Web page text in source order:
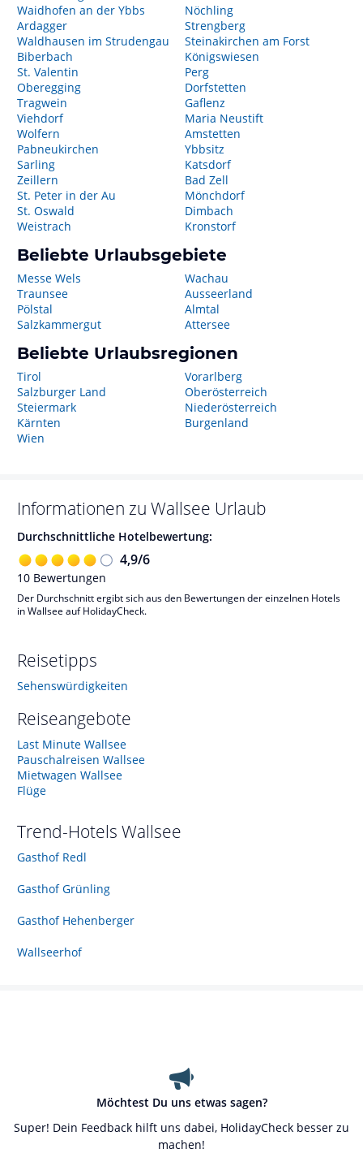
Waidhofen an der Ybbs
Ardagger
Waldhausen im Strudengau
Biberbach
St. Valentin
Oberegging
Tragwein
Viehdorf
Wolfern
Pabneukirchen
Sarling
Zeillern
St. Peter in der Au
St. Oswald
Weistrach
Nöchling
Strengberg
Steinakirchen am Forst
Königswiesen
Perg
Dorfstetten
Gaflenz
Maria Neustift
Amstetten
Ybbsitz
Katsdorf
Bad Zell
Mönchdorf
Dimbach
Kronstorf
Beliebte Urlaubsgebiete
Messe Wels
Traunsee
Pölstal
Salzkammergut
Wachau
Ausseerland
Almtal
Attersee
Beliebte Urlaubsregionen
Tirol
Salzburger Land
Steiermark
Kärnten
Wien
Vorarlberg
Oberösterreich
Niederösterreich
Burgenland
Informationen zu Wallsee Urlaub
Durchschnittliche Hotelbewertung:
4,9/6
10 Bewertungen
Der Durchschnitt ergibt sich aus den Bewertungen der einzelnen Hotels
in Wallsee auf HolidayCheck.
Reisetipps
Sehenswürdigkeiten
Reiseangebote
Last Minute Wallsee
Pauschalreisen Wallsee
Mietwagen Wallsee
Flüge
Trend-Hotels Wallsee
Gasthof Redl
Gasthof Grünling
Gasthof Hehenberger
Wallseerhof
Möchtest Du uns etwas sagen?
Super! Dein Feedback hilft uns dabei, HolidayCheck besser zu
machen!